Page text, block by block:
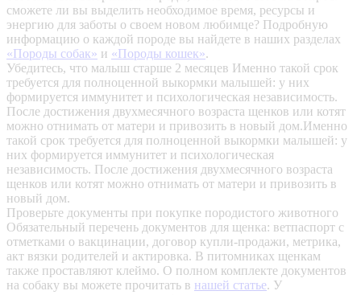
сможете ли вы выделить необходимое время, ресурсы и
энергию для заботы о своем новом любимце? Подробную
информацию о каждой породе вы найдете в наших разделах
«Породы собак» и «Породы кошек».
Убедитесь, что малыш старше 2 месяцев Именно такой срок
требуется для полноценной выкормки малышей: у них
формируется иммунитет и психологическая независимость.
После достижения двухмесячного возраста щенков или котят
можно отнимать от матери и привозить в новый дом.Именно
такой срок требуется для полноценной выкормки малышей: у
них формируется иммунитет и психологическая
независимость. После достижения двухмесячного возраста
щенков или котят можно отнимать от матери и привозить в
новый дом.
Проверьте документы при покупке породистого животного
Обязательный перечень документов для щенка: ветпаспорт с
отметками о вакцинации, договор купли-продажи, метрика,
акт вязки родителей и актировка. В питомниках щенкам
также проставляют клеймо. О полном комплекте документов
на собаку вы можете прочитать в нашей статье. У